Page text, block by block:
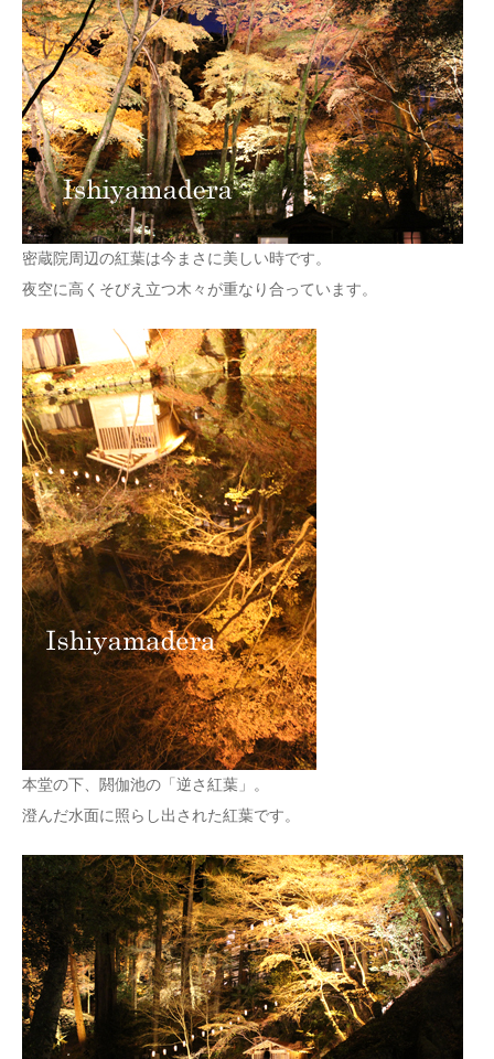
密蔵院周辺の紅葉は今まさに美しい時です。
夜空に高くそびえ立つ木々が重なり合っています。
本堂の下、閼伽池の「逆さ紅葉」。
澄んだ水面に照らし出された紅葉です。